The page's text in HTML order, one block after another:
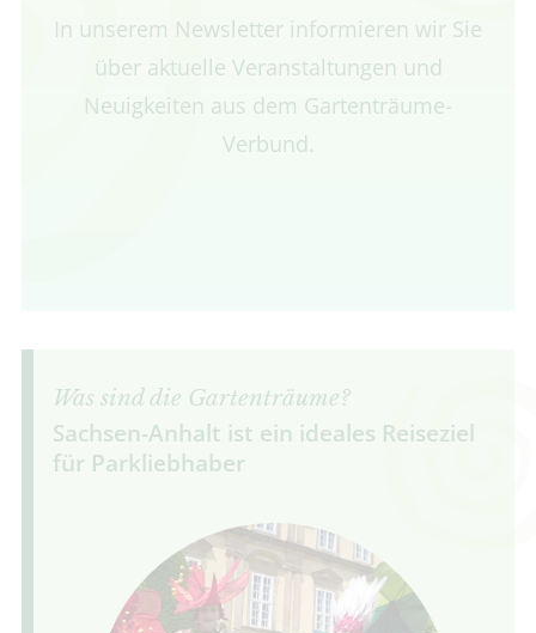
In unserem Newsletter informieren wir Sie
über aktuelle Veranstaltungen und
Neuigkeiten aus dem Gartenträume-
Verbund.
Was sind die Gartenträume?
Sachsen-Anhalt ist ein ideales Reiseziel
für Parkliebhaber